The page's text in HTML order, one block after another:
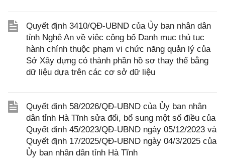
Quyết định 3410/QĐ-UBND của Ủy ban nhân dân
tỉnh Nghệ An về việc công bố Danh mục thủ tục
hành chính thuộc phạm vi chức năng quản lý của
Sở Xây dựng có thành phần hồ sơ thay thế bằng
dữ liệu dựa trên các cơ sở dữ liệu
Quyết định 58/2026/QĐ-UBND của Ủy ban nhân
dân tỉnh Hà Tĩnh sửa đổi, bổ sung một số điều của
Quyết định 45/2023/QĐ-UBND ngày 05/12/2023 và
Quyết định 17/2025/QĐ-UBND ngày 04/3/2025 của
Ủy ban nhân dân tỉnh Hà Tĩnh